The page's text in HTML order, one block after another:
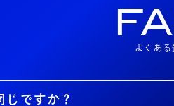
よくある
じですか？